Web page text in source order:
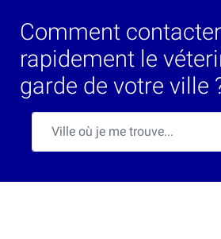
Comment contacter
rapidement le
garde de votre ville